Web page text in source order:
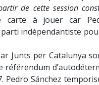
de cette session
carte à jouer car
indépendantiste
Junts per Catalunya
Pedro Sánchez